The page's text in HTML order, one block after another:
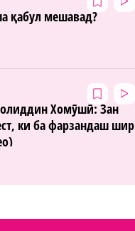
қабул мешавад?
Хомӯшӣ: Зан
ки ба фарзандаш шир